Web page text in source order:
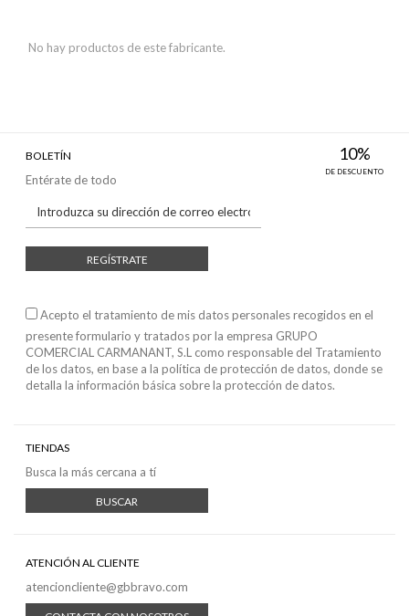
No hay productos de este fabricante.
10%
DE DESCUENTO
BOLETÍN
Entérate de todo
REGÍSTRATE
Acepto el tratamiento de mis datos personales recogidos en el
presente formulario y tratados por la empresa GRUPO
COMERCIAL CARMANANT, S.L como responsable del Tratamiento
de los datos, en base a la política de protección de datos, donde se
detalla la información básica sobre la protección de datos.
TIENDAS
Busca la más cercana a tí
BUSCAR
ATENCIÓN AL CLIENTE
atencioncliente@gbbravo.com